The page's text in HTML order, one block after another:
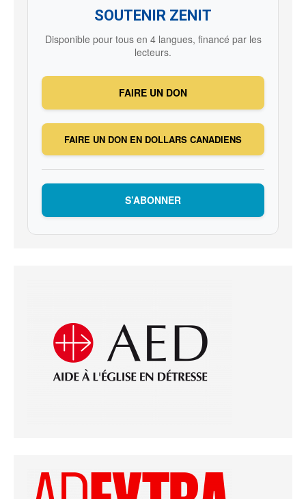
SOUTENIR ZENIT
Disponible pour tous en 4 langues, financé par les
lecteurs.
FAIRE UN DON
FAIRE UN DON EN DOLLARS CANADIENS
S’ABONNER